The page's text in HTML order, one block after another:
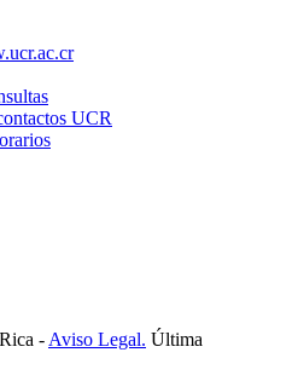
UCR
- Aviso Legal. Última